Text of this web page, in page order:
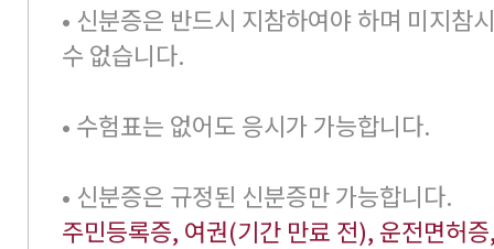
• 신분증은 반드시 지참하여야 하며 미지참
수 없습니다.
• 수험표는 없어도 응시가 가능합니다.
• 신분증은 규정된 신분증만 가능합니다.
주민등록증, 여권(기간 만료 전), 운전면허